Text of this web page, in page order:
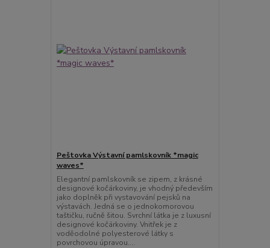
Peštovka Výstavní pamlskovník *magic
waves*
Elegantní pamlskovník se zipem, z krásné
designové kočárkoviny, je vhodný především
jako doplněk při vystavování pejsků na
výstavách. Jedná se o jednokomorovou
taštičku, ručně šitou. Svrchní látka je z luxusní
designové kočárkoviny. Vnitřek je z
voděodolné polyesterové látky s
povrchovou úpravou....